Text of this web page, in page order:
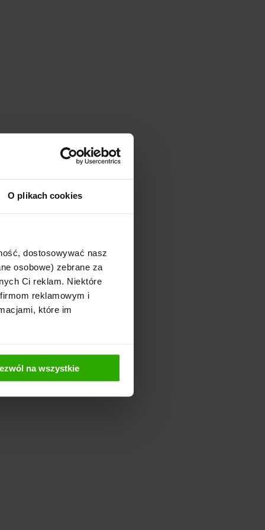
O plikach cookies
dostosowywać nasz
osobowe) zebrane za
Ci reklam. Niektóre
reklamowym i
które im
na wszystkie